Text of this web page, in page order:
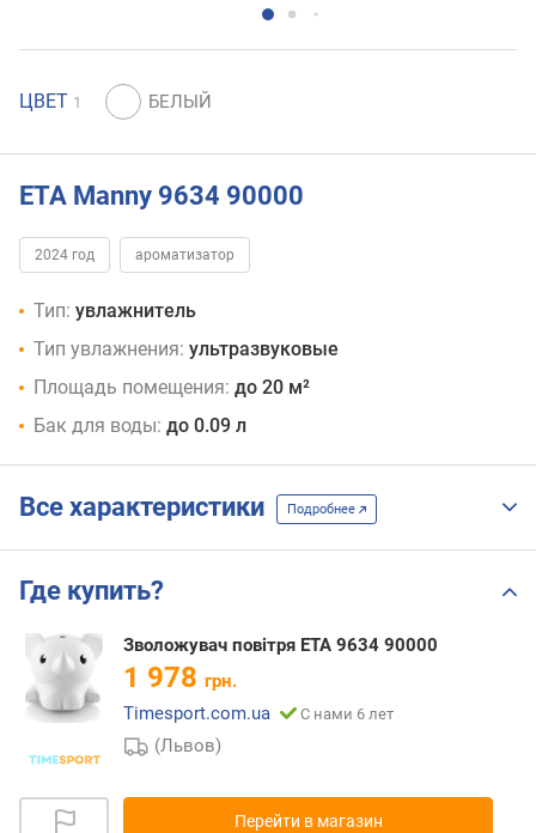
ЦВЕТ 1
ETA Manny 9634 90000
2024 год ароматизатор
Тип: увлажнитель
Тип увлажнения: ультразвуковые
Площадь помещения: до 20 м²
Бак для воды: до 0.09 л
Все характеристики Подробнее
Где купить?
Зволожувач повітря ETA 9634 90000
1 978 грн.
Timesport.com.ua
С нами 6 лет
(Львов)
Перейти в магазин